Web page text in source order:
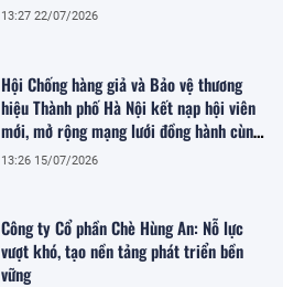
13:27 22/07/2026
Hội Chống hàng giả và Bảo vệ thương
hiệu Thành phố Hà Nội kết nạp hội viên
mới, mở rộng mạng lưới đồng hành cùng
doanh nghiệp
13:26 15/07/2026
Công ty Cổ phần Chè Hùng An: Nỗ lực
vượt khó, tạo nền tảng phát triển bền
vững